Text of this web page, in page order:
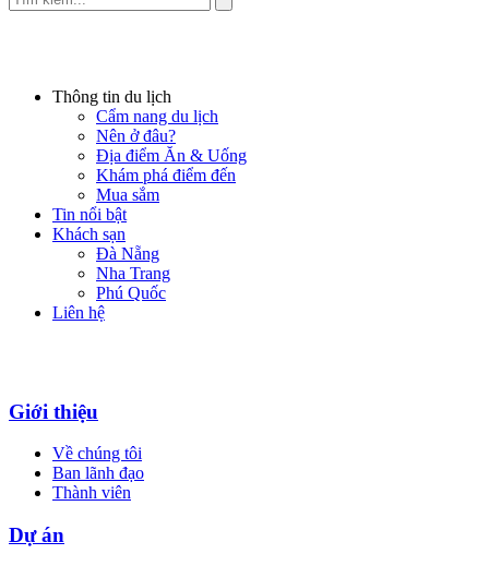
Thông tin du lịch
Cẩm nang du lịch
Nên ở đâu?
Địa điểm Ăn & Uống
Khám phá điểm đến
Mua sắm
Tin nổi bật
Khách sạn
Đà Nẵng
Nha Trang
Phú Quốc
Liên hệ
Giới thiệu
Về chúng tôi
Ban lãnh đạo
Thành viên
Dự án